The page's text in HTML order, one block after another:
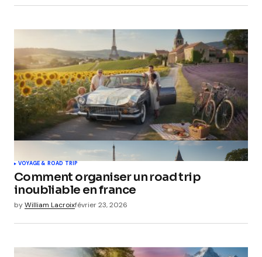
VOYAGE & ROAD TRIP
Comment organiser un road trip
inoubliable en france
byWilliam Lacroixfévrier 23, 2026